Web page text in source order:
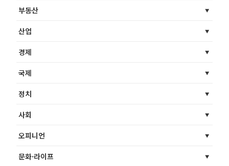
부동산
산업
경제
국제
정치
사회
오피니언
문화·라이프